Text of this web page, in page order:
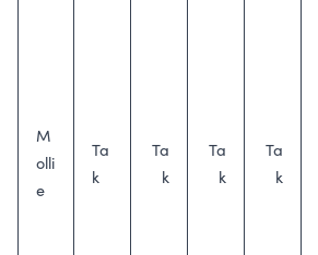
M
olli
e
Ta
k
Ta
k
Ta
k
Ta
k